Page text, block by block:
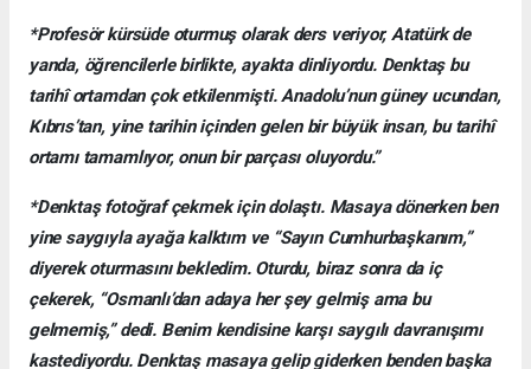
*Profesör kürsüde oturmuş olarak ders veriyor, Atatürk de
yanda, öğrencilerle birlikte, ayakta dinliyordu. Denktaş bu
tarihî ortamdan çok etkilenmişti. Anadolu’nun güney ucundan,
Kıbrıs’tan, yine tarihin içinden gelen bir büyük insan, bu tarihî
ortamı tamamlıyor, onun bir parçası oluyordu.”
*Denktaş fotoğraf çekmek için dolaştı. Masaya dönerken ben
yine saygıyla ayağa kalktım ve “Sayın Cumhurbaşkanım,”
diyerek oturmasını bekledim. Oturdu, biraz sonra da iç
çekerek, “Osmanlı’dan adaya her şey gelmiş ama bu
gelmemiş,” dedi. Benim kendisine karşı saygılı davranışımı
kastediyordu. Denktaş masaya gelip giderken benden başka